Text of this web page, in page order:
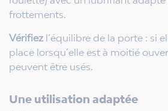
frottements.
Vérifiez l’équilibre de la porte : si
place lorsqu’elle est à moitié
peuvent être usés.
Une utilisation adaptée